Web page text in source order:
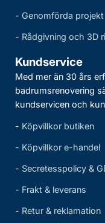
- Genomförda projekt
- Rådgivning och 3D
Kundservice
Med mer än 30 års
badrumsrenovering
kundservicen och
- Köpvillkor butiken
- Köpvillkor e-handel
- Secretesspolicy &
- Frakt & leverans
- Retur & reklamation